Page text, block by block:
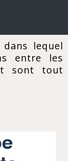
lequel
entre les
sont tout